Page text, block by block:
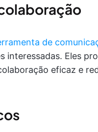
de
interessadas. Eles
eficaz e